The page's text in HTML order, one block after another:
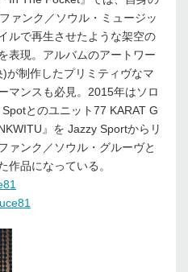
ァンク／ソウル・ミュージッ
ルで再生させたような架空の
表現。アルバムのアートワー
が制作したプリミティヴなマ
マンスも必見。2015年はソロ
とのユニット77 KARAT G
』を Jazzy Sportからリ
ァンク／ソウル・グルーヴと
作品になっている。